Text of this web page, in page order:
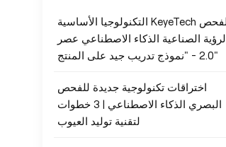
التكنولوجيا الأساسية KeyeTech لفحص
الرؤية الصناعية الذكاء الاصطناعي عصر
2.0 - "نموذج تدريب جيد على المنتج"
اختراقات تكنولوجية جديدة للفحص
البصري الذكاء الاصطناعي | 3 خطوات
لتقنية توليد العيوب